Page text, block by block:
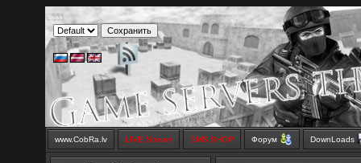
www.CobRa.lv LIVE Stream SMS SHOP Форум DownLoads